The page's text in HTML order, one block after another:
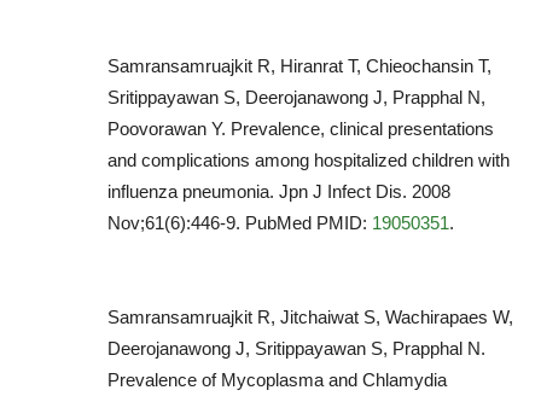
Samransamruajkit R, Hiranrat T, Chieochansin T,
Sritippayawan S, Deerojanawong J, Prapphal N,
Poovorawan Y. Prevalence, clinical presentations
and complications among hospitalized children with
influenza pneumonia. Jpn J Infect Dis. 2008
Nov;61(6):446-9. PubMed PMID: 19050351.
Samransamruajkit R, Jitchaiwat S, Wachirapaes W,
Deerojanawong J, Sritippayawan S, Prapphal N.
Prevalence of Mycoplasma and Chlamydia